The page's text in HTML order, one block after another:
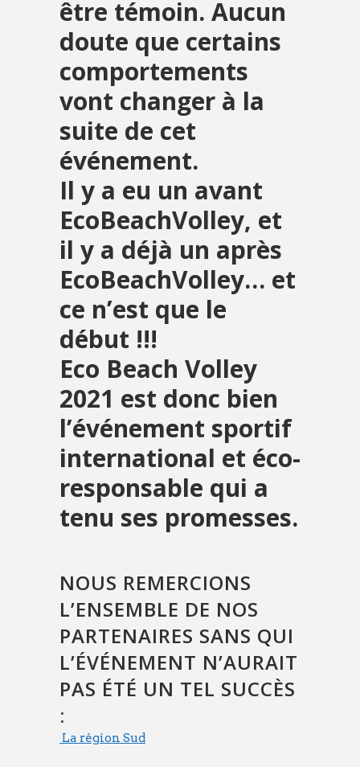
être témoin. Aucun
doute que certains
comportements
vont changer à la
suite de cet
événement.
Il y a eu un avant
EcoBeachVolley, et
il y a déjà un après
EcoBeachVolley… et
ce n’est que le
début !!!
Eco Beach Volley
2021 est donc bien
l’événement sportif
international et éco-
responsable qui a
tenu ses promesses.
NOUS REMERCIONS
L’ENSEMBLE DE NOS
PARTENAIRES SANS QUI
L’ÉVÉNEMENT N’AURAIT
PAS ÉTÉ UN TEL SUCCÈS
:
La région Sud